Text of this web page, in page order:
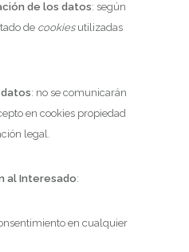
de los datos: según
de cookies utilizadas
: no se comunicarán
en cookies propiedad
legal.
al Interesado:
en cualquier